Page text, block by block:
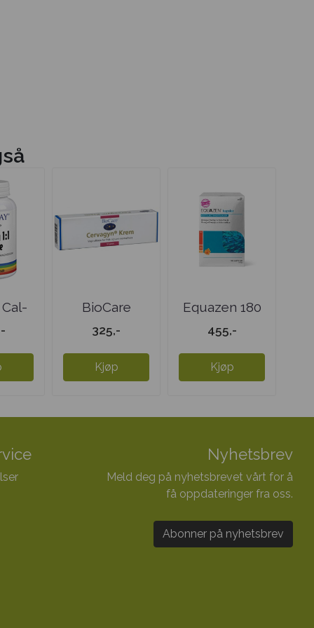
1:1
BioCare
Cervagyn
325,-
Kjøp
Equazen 180
kapsler
455,-
Kjøp
Nyhetsbrev
Meld deg på nyhetsbrevet vårt for å
få oppdateringer fra oss.
Abonner på nyhetsbrev